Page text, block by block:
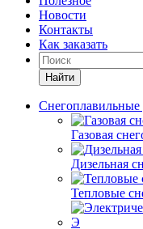
Новости
Контакты
Как заказать
Найти
Снегоплавильные
Газовая
Дизельная
Тепловые